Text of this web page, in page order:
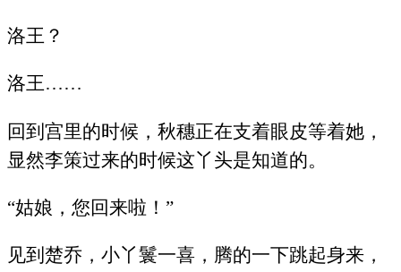
洛王？
洛王……
回到宫里的时候，秋穗正在支着眼皮等着她，
显然李策过来的时候这丫头是知道的。
“姑娘，您回来啦！”
见到楚乔，小丫鬟一喜，腾的一下跳起身来，